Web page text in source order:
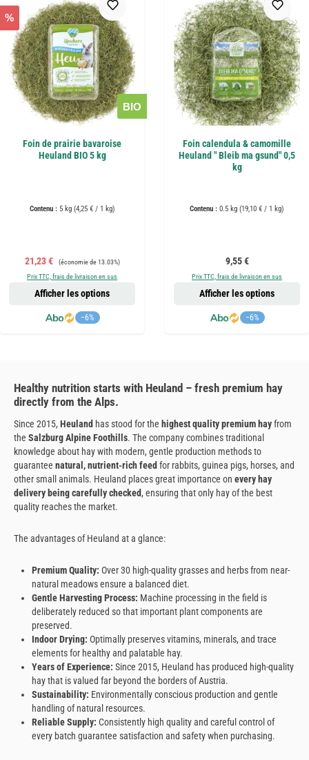
%
BIO
Foin de prairie bavaroise
Heuland BIO 5 kg
Contenu : 5 kg (4,25 € / 1 kg)
Prix de vente :
21,23 € Prix régulier :
(économie de 13.03%)
Prix TTC, frais de livraison en sus
−6%
Afficher les options
Foin calendula & camomille
Heuland " Bleib ma gsund" 0,5
kg
Contenu : 0.5 kg (19,10 € / 1 kg)
Prix régulier :
9,55 €
Prix TTC, frais de livraison en sus
−6%
Afficher les options
Healthy nutrition starts with Heuland – fresh premium hay
directly from the Alps.
Since 2015, Heuland has stood for the highest quality premium hayfrom
the Salzburg Alpine Foothills. The company combines traditional
knowledge about hay with modern, gentle production methods to
guarantee natural, nutrient-rich feed for rabbits, guinea pigs, horses, and
other small animals. Heuland places great importance on every hay
delivery being carefully checked, ensuring that only hay of the best
quality reaches the market.
The advantages of Heuland at a glance:
Premium Quality: Over 30 high-quality grasses and herbs from near-
natural meadows ensure a balanced diet.
Gentle Harvesting Process: Machine processing in the field is
deliberately reduced so that important plant components are
preserved.
Indoor Drying: Optimally preserves vitamins, minerals, and trace
elements for healthy and palatable hay.
Years of Experience: Since 2015, Heuland has produced high-quality
hay that is valued far beyond the borders of Austria.
Sustainability: Environmentally conscious production and gentle
handling of natural resources.
Reliable Supply: Consistently high quality and careful control of
every batch guarantee satisfaction and safety when purchasing.